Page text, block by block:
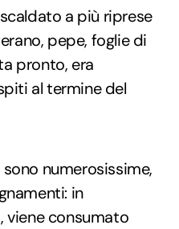
a più riprese
pepe, foglie di
pronto, era
al termine del
numerosissime,
in
viene consumato